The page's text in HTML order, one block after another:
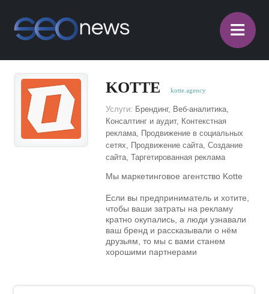
≡
KOTTE kotte.agency
Услуги: Брендинг, Веб-аналитика,
Консалтинг и аудит, Контекстная
реклама, Продвижение в социальных
сетях, Продвижение сайта, Создание
сайта, Таргетированная реклама
Мы маркетинговое агентство Kotte
Если вы предприниматель и хотите,
чтобы ваши затраты на рекламу
кратно окупались, а люди узнавали
ваш бренд и рассказывали о нём
друзьям, то мы с вами станем
хорошими партнерами